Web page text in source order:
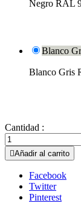
Negro RAL
Blanco
Blanco Gris
Cantidad :
Añadir al carrito
Facebook
Twitter
Pinterest